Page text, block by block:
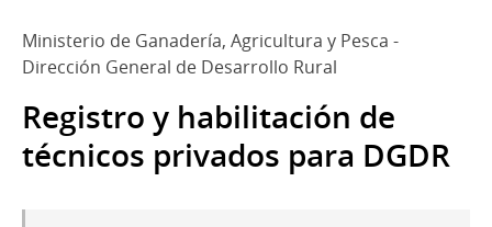
Ministerio de Ganadería, Agricultura y Pesca -
Dirección General de Desarrollo Rural
Registro y habilitación de
técnicos privados para DGDR